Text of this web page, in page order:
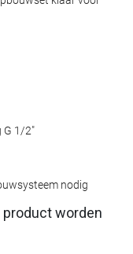
G 1/2"
nodig
worden